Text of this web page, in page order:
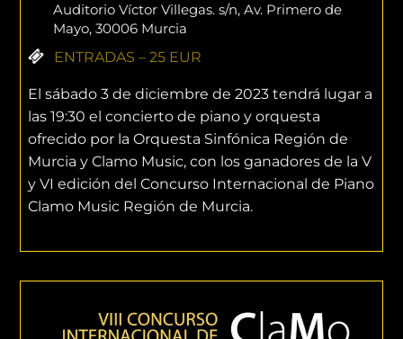
Auditorio Víctor Villegas. s/n, Av. Primero de
Mayo, 30006 Murcia
ENTRADAS – 25 EUR
El sábado 3 de diciembre de 2023 tendrá lugar a
las 19:30 el concierto de piano y orquesta
ofrecido por la Orquesta Sinfónica Región de
Murcia y Clamo Music, con los ganadores de la V
y VI edición del Concurso Internacional de Piano
Clamo Music Región de Murcia.